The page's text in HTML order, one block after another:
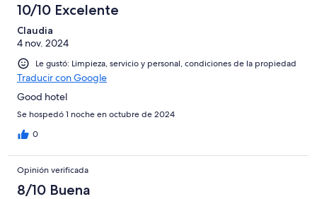
10/10 Excelente
Claudia
4 nov. 2024
Le gustó: Limpieza, servicio y personal, condiciones de la propiedad
Traducir con Google
Good hotel
Se hospedó 1 noche en octubre de 2024
0
Opinión verificada
8/10 Buena